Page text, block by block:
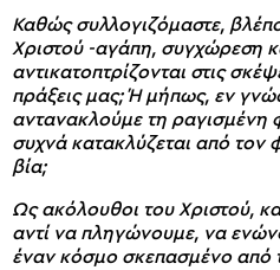
Καθώς συλλογιζόμαστε,
Χριστού -αγάπη, συγχώρεση
αντικατοπτρίζονται στις
πράξεις μας; Ή μήπως, εν
αντανακλούμε τη ραγισμένη
συχνά κατακλύζεται από τον
βία;
Ως ακόλουθοι του Χριστού,
αντί να πληγώνουμε, να
έναν κόσμο σκεπασμένο από